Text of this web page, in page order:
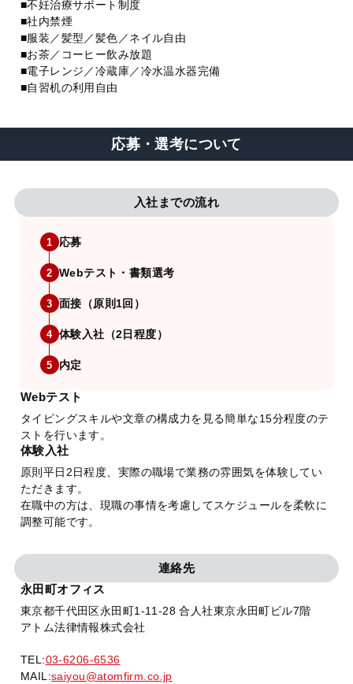
■不妊治療サポート制度
■社内禁煙
■服装／髪型／髪色／ネイル自由
■お茶／コーヒー飲み放題
■電子レンジ／冷蔵庫／冷水温水器完備
■自習机の利用自由
応募・選考について
入社までの流れ
1 応募
2 Webテスト・書類選考
3 面接（原則1回）
4 体験入社（2日程度）
5 内定
Webテスト
タイピングスキルや文章の構成力を見る簡単な15分程度のテ
ストを行います。
体験入社
原則平日2日程度、実際の職場で業務の雰囲気を体験してい
ただきます。
在職中の方は、現職の事情を考慮してスケジュールを柔軟に
調整可能です。
連絡先
永田町オフィス
東京都千代田区永田町1-11-28 合人社東京永田町ビル7階
アトム法律情報株式会社
TEL:03-6206-6536
MAIL:saiyou@atomfirm.co.jp